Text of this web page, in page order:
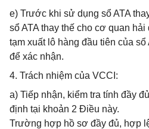
e) Trước khi sử dụng sổ ATA
sổ ATA thay thế cho cơ quan
tạm xuất lô hàng đầu tiên của
để xác nhận.
4. Trách nhiệm của VCCI:
a) Tiếp nhận, kiểm tra tính đầy
định tại khoản 2 Điều này.
Trường hợp hồ sơ đầy đủ, hợp